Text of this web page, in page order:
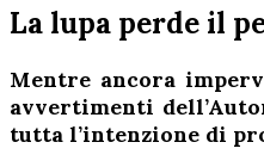
La lupa perde il
Mentre ancora
avvertimenti
tutta l’intenzione di